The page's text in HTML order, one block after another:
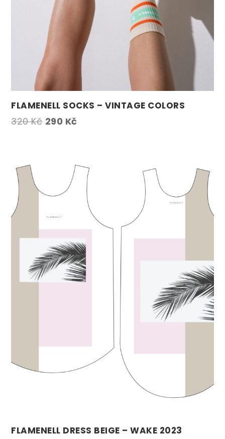
FLAMENELL SOCKS – VINTAGE COLORS
320Kč Původní
290 KčAktuální
FLAMENELL DRESS BEIGE – WAKE 2023